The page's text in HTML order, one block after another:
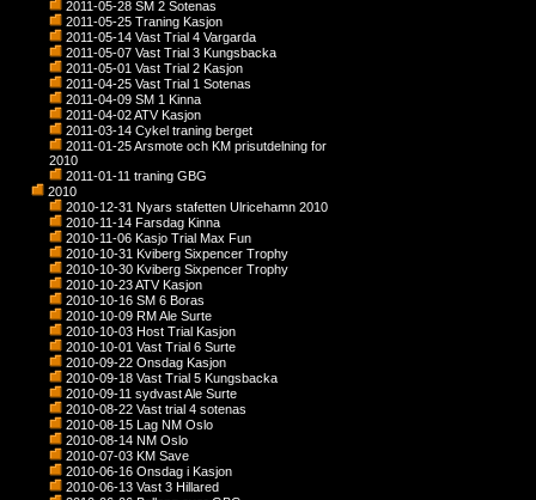
2011-05-28 SM 2 Sotenas
2011-05-25 Traning Kasjon
2011-05-14 Vast Trial 4 Vargarda
2011-05-07 Vast Trial 3 Kungsbacka
2011-05-01 Vast Trial 2 Kasjon
2011-04-25 Vast Trial 1 Sotenas
2011-04-09 SM 1 Kinna
2011-04-02 ATV Kasjon
2011-03-14 Cykel traning berget
2011-01-25 Arsmote och KM prisutdelning for
2010
2011-01-11 traning GBG
2010
2010-12-31 Nyars stafetten Ulricehamn 2010
2010-11-14 Farsdag Kinna
2010-11-06 Kasjo Trial Max Fun
2010-10-31 Kviberg Sixpencer Trophy
2010-10-30 Kviberg Sixpencer Trophy
2010-10-23 ATV Kasjon
2010-10-16 SM 6 Boras
2010-10-09 RM Ale Surte
2010-10-03 Host Trial Kasjon
2010-10-01 Vast Trial 6 Surte
2010-09-22 Onsdag Kasjon
2010-09-18 Vast Trial 5 Kungsbacka
2010-09-11 sydvast Ale Surte
2010-08-22 Vast trial 4 sotenas
2010-08-15 Lag NM Oslo
2010-08-14 NM Oslo
2010-07-03 KM Save
2010-06-16 Onsdag i Kasjon
2010-06-13 Vast 3 Hillared